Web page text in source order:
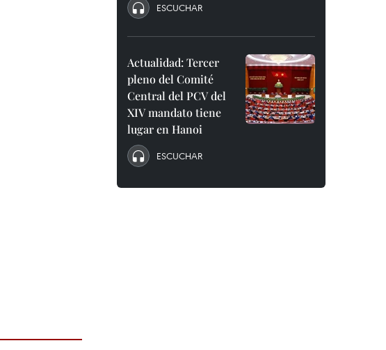
ESCUCHAR
Actualidad: Tercer
pleno del Comité
Central del PCV del
XIV mandato tiene
lugar en Hanoi
ESCUCHAR